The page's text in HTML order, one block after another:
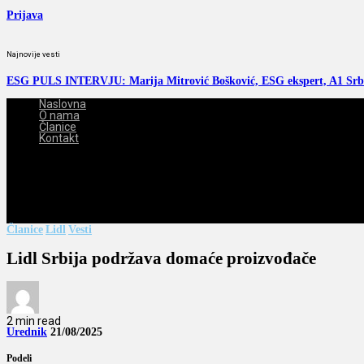
Prijava
Najnovije vesti
ESG PULS INTERVJU: Marija Mitrović Bošković, ESG ekspert, A1
Naslovna
O nama
Članice
Kontakt
Članice Lidl Vesti
Lidl Srbija podržava domaće proizvođače
2 min read
Urednik 21/08/2025
Podeli